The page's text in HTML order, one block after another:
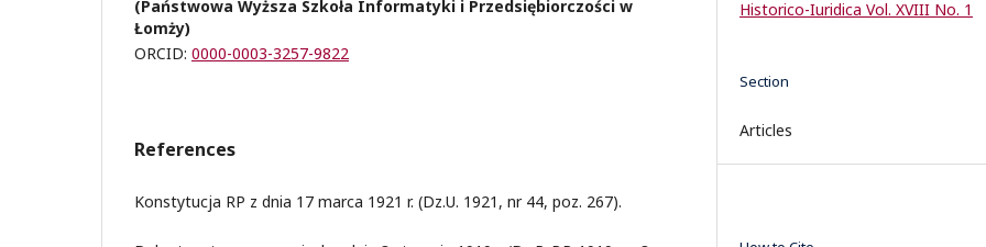
(Państwowa Wyższa Szkoła Informatyki i Przedsiębiorczości w
Łomży)
ORCID: 0000-0003-3257-9822
References
Konstytucja RP z dnia 17 marca 1921 r. (Dz.U. 1921, nr 44, poz. 267).
Historico-Iuridica Vol. XVIII No. 1
Section
Articles